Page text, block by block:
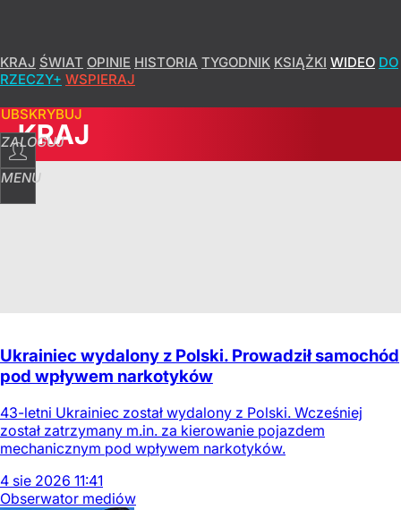
KRAJ ŚWIAT OPINIE HISTORIA TYGODNIK KSIĄŻKI WIDEO DO
RZECZY+ WSPIERAJ
ZALOGUJ
MENU
KRAJ
Ukrainiec wydalony z Polski. Prowadził samochód
pod wpływem narkotyków
43-letni Ukrainiec został wydalony z Polski. Wcześniej
został zatrzymany m.in. za kierowanie pojazdem
mechanicznym pod wpływem narkotyków.
4 sie 2026 11:41
Obserwator mediów